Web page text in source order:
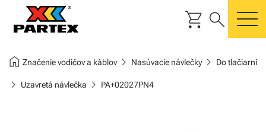
shopping_cart search
home Značenie vodičov a káblovchevron_right Nasúvacie návlečkychevron_right Do tlačiarní
chevron_right Uzavretá návlečka chevron_right PA+02027PN4